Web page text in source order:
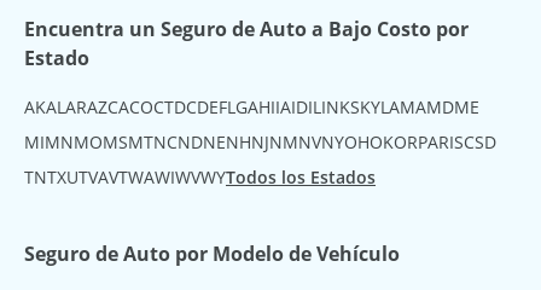
Encuentra un Seguro de Auto a Bajo Costo por
Estado
AKALARAZCACOCTDCDEFLGAHIIAIDILINKSKYLAMAMDME
MIMNMOMSMTNCNDNENHNJNMNVNYOHOKORPARISCSD
TNTXUTVAVTWAWIWVWYTodos los Estados
Seguro de Auto por Modelo de Vehículo